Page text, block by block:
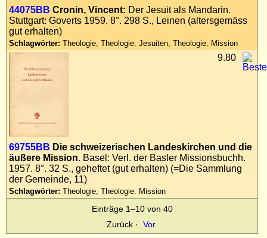
44075BB Cronin, Vincent: Der Jesuit als Mandarin.
Stuttgart: Goverts 1959. 8°. 298 S., Leinen (altersgemäss
gut erhalten)
Schlagwörter: Theologie, Theologie: Jesuiten, Theologie: Mission
69755BB Die schweizerischen Landeskirchen und die
äußere Mission. Basel: Verl. der Basler Missionsbuchh.
1957. 8°. 32 S., geheftet (gut erhalten) (=Die Sammlung
der Gemeinde, 11)
Schlagwörter: Theologie, Theologie: Mission
9.80
Einträge 1–10 von 40
Zurück· Vor